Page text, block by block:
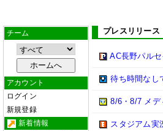
チーム
アカウント
ログイン
新規登録
新着情報
プレスリリース
AC長野パル
待ち時間なし
8/6・8/7 メデ
スタジアム実